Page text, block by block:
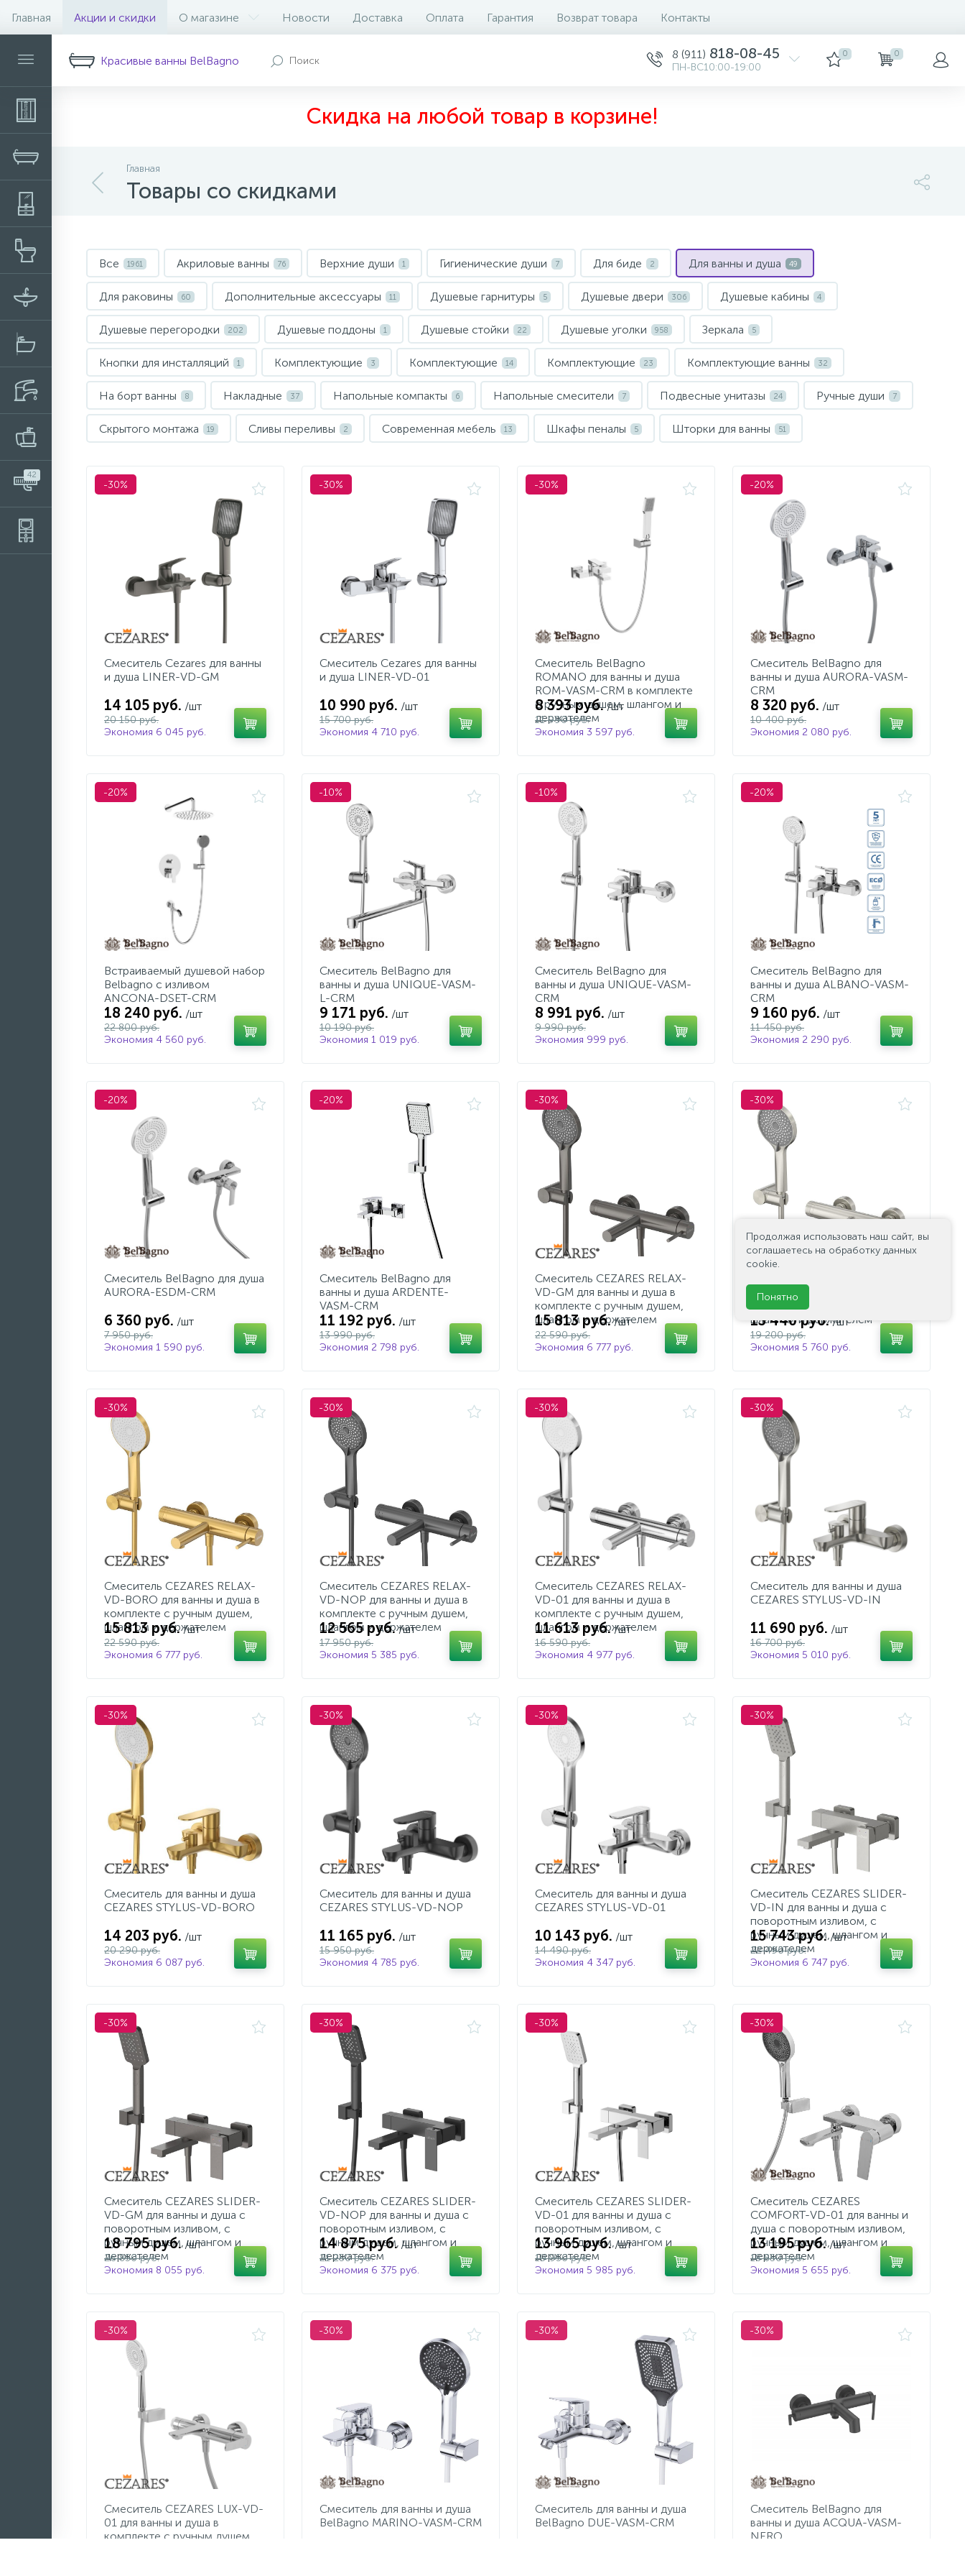
Главная Акции и скидки О магазине Новости Доставка Оплата Гарантия Возврат товара Контакты
Красивые ванны BelBagno 8 (911) 818-08-45
ПН-ВС10:00-19:00
0 0
Скидка на любой товар в корзине!
42
Главная
Товары со скидками
Все 1961 Акриловые ванны 76 Верхние души 1 Гигиенические души 7 Для биде 2 Для ванны и душа 49
Для раковины 60 Дополнительные аксессуары 11 Душевые гарнитуры 5 Душевые двери 306 Душевые кабины 4
Душевые перегородки 202 Душевые поддоны 1 Душевые стойки 22 Душевые уголки 958 Зеркала 5
Кнопки для инсталляций 1 Комплектующие 3 Комплектующие 14 Комплектующие 23 Комплектующие ванны 32
На борт ванны 8 Накладные 37 Напольные компакты 6 Напольные смесители 7 Подвесные унитазы 24 Ручные души 7
Скрытого монтажа 19 Сливы переливы 2 Современная мебель 13 Шкафы пеналы 5 Шторки для ванны 51
-30%
Смеситель Cezares для ванны
и душа LINER-VD-GM
14 105 руб. /шт
20 150 руб.
Экономия 6 045 руб.
-30%
Смеситель Cezares для ванны
и душа LINER-VD-01
10 990 руб. /шт
15 700 руб.
Экономия 4 710 руб.
-30%
Смеситель BelBagno
ROMANO для ванны и душа
ROM-VASM-CRM в комплекте
с ручным душем, шлангом и
держателем
8 393 руб. /шт
11 990 руб.
Экономия 3 597 руб.
-20%
Смеситель BelBagno для
ванны и душа AURORA-VASM-
CRM
8 320 руб. /шт
10 400 руб.
Экономия 2 080 руб.
-20%
Встраиваемый душевой набор
Belbagno с изливом
ANCONA-DSET-CRM
18 240 руб. /шт
22 800 руб.
Экономия 4 560 руб.
-10%
Смеситель BelBagno для
ванны и душа UNIQUE-VASM-
L-CRM
9 171 руб. /шт
10 190 руб.
Экономия 1 019 руб.
-10%
Смеситель BelBagno для
ванны и душа UNIQUE-VASM-
CRM
8 991 руб. /шт
9 990 руб.
Экономия 999 руб.
-20%
Смеситель BelBagno для
ванны и душа ALBANO-VASM-
CRM
9 160 руб. /шт
11 450 руб.
Экономия 2 290 руб.
-20%
Смеситель BelBagno для душа
AURORA-ESDM-CRM
6 360 руб. /шт
7 950 руб.
Экономия 1 590 руб.
-20%
Смеситель BelBagno для
ванны и душа ARDENTE-
VASM-CRM
11 192 руб. /шт
13 990 руб.
Экономия 2 798 руб.
-30%
Смеситель CEZARES RELAX-
VD-GM для ванны и душа в
комплекте с ручным душем,
шлангом и держателем
15 813 руб. /шт
22 590 руб.
Экономия 6 777 руб.
-30%
VD-IN для ванны и душа в
комплекте с ручным душем,
шлангом и держателем
13 440 руб. /шт
19 200 руб.
Экономия 5 760 руб.
-30%
Смеситель CEZARES RELAX-
VD-BORO для ванны и душа в
комплекте с ручным душем,
шлангом и держателем
15 813 руб. /шт
22 590 руб.
Экономия 6 777 руб.
-30%
Смеситель CEZARES RELAX-
VD-NOP для ванны и душа в
комплекте с ручным душем,
шлангом и держателем
12 565 руб. /шт
17 950 руб.
Экономия 5 385 руб.
-30%
Смеситель CEZARES RELAX-
VD-01 для ванны и душа в
комплекте с ручным душем,
шлангом и держателем
11 613 руб. /шт
16 590 руб.
Экономия 4 977 руб.
-30%
Смеситель для ванны и душа
CEZARES STYLUS-VD-IN
11 690 руб. /шт
16 700 руб.
Экономия 5 010 руб.
-30%
Смеситель для ванны и душа
CEZARES STYLUS-VD-BORO
14 203 руб. /шт
20 290 руб.
Экономия 6 087 руб.
-30%
Смеситель для ванны и душа
CEZARES STYLUS-VD-NOP
11 165 руб. /шт
15 950 руб.
Экономия 4 785 руб.
-30%
Смеситель для ванны и душа
CEZARES STYLUS-VD-01
10 143 руб. /шт
14 490 руб.
Экономия 4 347 руб.
-30%
Смеситель CEZARES SLIDER-
VD-IN для ванны и душа с
поворотным изливом, с
ручным душем, шлангом и
держателем
15 743 руб. /шт
22 490 руб.
Экономия 6 747 руб.
-30%
Смеситель CEZARES SLIDER-
VD-GM для ванны и душа с
поворотным изливом, с
ручным душем, шлангом и
держателем
18 795 руб. /шт
26 850 руб.
Экономия 8 055 руб.
-30%
Смеситель CEZARES SLIDER-
VD-NOP для ванны и душа с
поворотным изливом, с
ручным душем, шлангом и
держателем
14 875 руб. /шт
21 250 руб.
Экономия 6 375 руб.
-30%
Смеситель CEZARES SLIDER-
VD-01 для ванны и душа с
поворотным изливом, с
ручным душем, шлангом и
держателем
13 965 руб. /шт
19 950 руб.
Экономия 5 985 руб.
-30%
Смеситель CEZARES
COMFORT-VD-01 для ванны и
душа с поворотным изливом,
ручным душем, шлангом и
держателем
13 195 руб. /шт
18 850 руб.
Экономия 5 655 руб.
-30%
Смеситель CEZARES LUX-VD-
01 для ванны и душа в
комплекте с ручным душем,
-30%
Смеситель для ванны и душа
BelBagno MARINO-VASM-CRM
-30%
Смеситель для ванны и душа
BelBagno DUE-VASM-CRM
-30%
Смеситель BelBagno для
ванны и душа ACQUA-VASM-
NERO
Продолжая использовать наш сайт, вы
соглашаетесь на обработку данных
cookie.
Понятно